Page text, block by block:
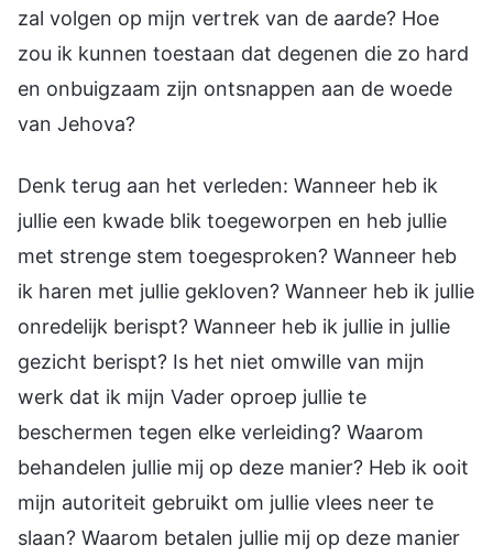
zal volgen op mijn vertrek van de aarde? Hoe
zou ik kunnen toestaan dat degenen die zo hard
en onbuigzaam zijn ontsnappen aan de woede
van Jehova?
Denk terug aan het verleden: Wanneer heb ik
jullie een kwade blik toegeworpen en heb jullie
met strenge stem toegesproken? Wanneer heb
ik haren met jullie gekloven? Wanneer heb ik jullie
onredelijk berispt? Wanneer heb ik jullie in jullie
gezicht berispt? Is het niet omwille van mijn
werk dat ik mijn Vader oproep jullie te
beschermen tegen elke verleiding? Waarom
behandelen jullie mij op deze manier? Heb ik ooit
mijn autoriteit gebruikt om jullie vlees neer te
slaan? Waarom betalen jullie mij op deze manier